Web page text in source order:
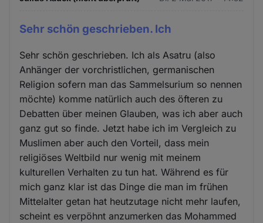
Sehr schön geschrieben. Ich
Sehr schön geschrieben. Ich als Asatru (also
Anhänger der vorchristlichen, germanischen
Religion sofern man das Sammelsurium so nennen
möchte) komme natürlich auch des öfteren zu
Debatten über meinen Glauben, was ich aber auch
ganz gut so finde. Jetzt habe ich im Vergleich zu
Muslimen aber auch den Vorteil, dass mein
religiöses Weltbild nur wenig mit meinem
kulturellen Verhalten zu tun hat. Während es für
mich ganz klar ist das Dinge die man im frühen
Mittelalter getan hat heutzutage nicht mehr laufen,
scheint es verpöhnt anzumerken das Mohammed